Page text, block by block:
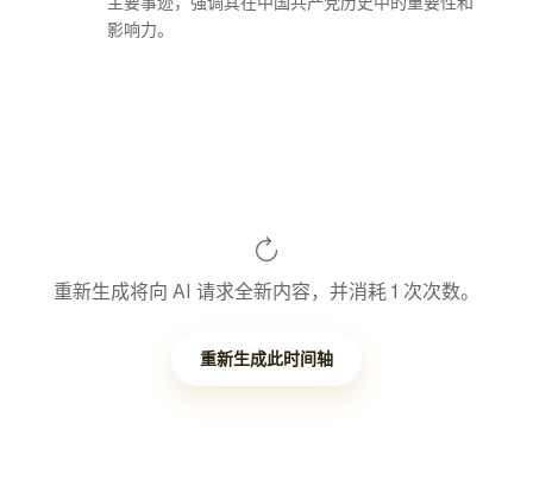
影响力。
重新生成将向 AI 请求全新内容，并消耗 1 次次数。
重新生成此时间轴